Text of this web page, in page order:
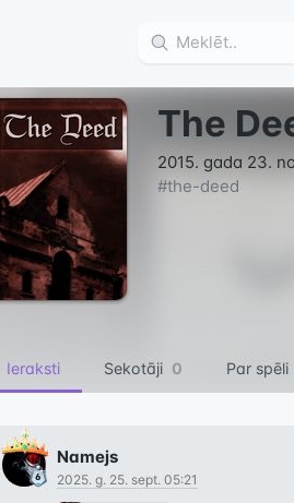
The
2015. gada 23.
#the-deed
Ieraksti Sekotāji 0 Par spēli
Namejs
2025. g. 25. sept. 05:21